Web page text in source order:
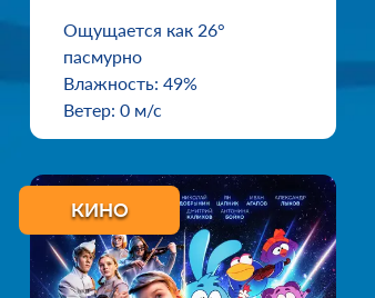
Ощущается как 26°
пасмурно
Влажность: 49%
Ветер: 0 м/с
КИНО